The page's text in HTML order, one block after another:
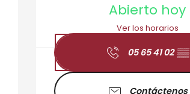
Abierto hoy
Ver los horarios
05 65 41 02 ▒▒
Contáctenos